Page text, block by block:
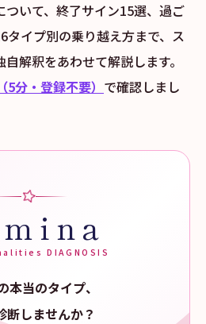
ついて、終了サイン15選、過ご
タイプ別の乗り越え方まで、ス
解釈をあわせて解説します。
分・登録不要） で確認しまし
DIAGNOSIS
本当のタイプ、
断しませんか？